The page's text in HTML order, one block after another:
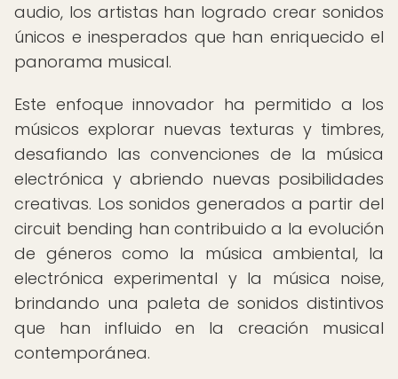
audio, los artistas han logrado crear sonidos
únicos e inesperados que han enriquecido el
panorama musical.
Este enfoque innovador ha permitido a los
músicos explorar nuevas texturas y timbres,
desafiando las convenciones de la música
electrónica y abriendo nuevas posibilidades
creativas. Los sonidos generados a partir del
circuit bending han contribuido a la evolución
de géneros como la música ambiental, la
electrónica experimental y la música noise,
brindando una paleta de sonidos distintivos
que han influido en la creación musical
contemporánea.